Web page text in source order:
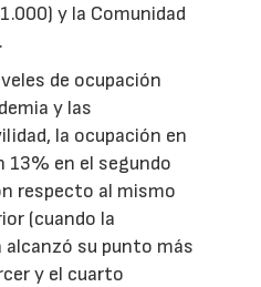
y la Comunidad
de ocupación
y las
la ocupación en
en el segundo
respecto al mismo
(cuando la
su punto más
y el cuarto